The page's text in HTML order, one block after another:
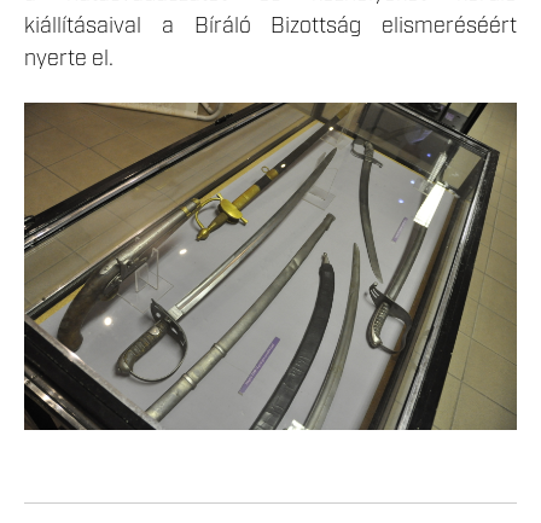
kiállításaival a Bíráló Bizottság elismeréséért
nyerte el.